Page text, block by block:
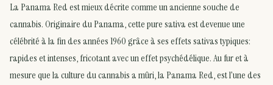
La Panama Red est mieux décrite comme un ancienne souche de
cannabis. Originaire du Panama, cette pure sativa est devenue une
célébrité à la fin des années 1960 grâce à ses effets sativas typiques:
rapides et intenses, fricotant avec un effet psychédélique. Au fur et à
mesure que la culture du cannabis a mûri, la Panama Red, est l’une des